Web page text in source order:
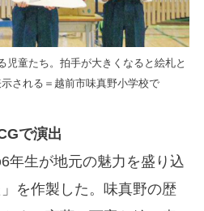
児童たち。拍手が大きくなると絵札と
される＝越前市味真野小学校で
で演出
年生が地元の魅力を盛り込
を作製した。味真野の歴